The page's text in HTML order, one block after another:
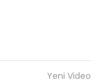
Yeni Video